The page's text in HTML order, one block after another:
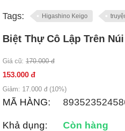
Tags: Higashino Keigo
Biệt Thự Cô Lập Trên
Giá cũ: 170.000 đ
153.000 đ
Giảm: 17.000 đ (10%)
MÃ HÀNG:
Khả dụng:
Còn hàng